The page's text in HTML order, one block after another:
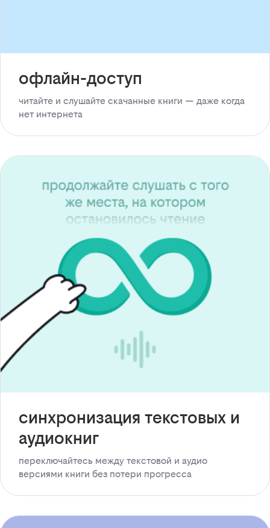
офлайн-доступ
читайте и слушайте скачанные книги — даже когда
нет интернета
синхронизация текстовых и
аудиокниг
переключайтесь между текстовой и аудио
версиями книги без потери прогресса